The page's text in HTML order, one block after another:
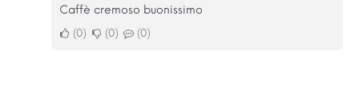
Caffè cremoso buonissimo
0 0 0